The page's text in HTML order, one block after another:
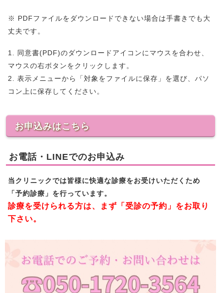
※ PDFファイルをダウンロードできない場合は手書きでも大
丈夫です。
1. 同意書(PDF)のダウンロードアイコンにマウスを合わせ、
マウスの右ボタンをクリックします。
2. 表示メニューから「対象をファイルに保存」を選び、パソ
コン上に保存してください。
お申込みはこちら
お電話・LINEでのお申込み
当クリニックでは皆様に快適な診療をお受けいただくため
「予約診療」を行っています。
診療を受けられる方は、まず「受診の予約」をお取り
下さい。